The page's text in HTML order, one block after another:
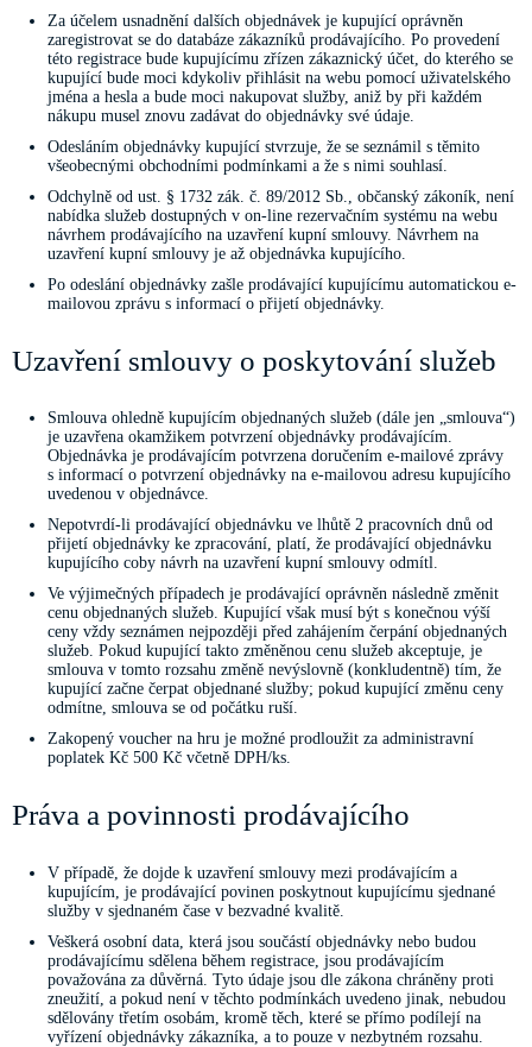
Za účelem usnadnění dalších objednávek je kupující oprávněn
zaregistrovat se do databáze zákazníků prodávajícího. Po provedení
této registrace bude kupujícímu zřízen zákaznický účet, do kterého se
kupující bude moci kdykoliv přihlásit na webu pomocí uživatelského
jména a hesla a bude moci nakupovat služby, aniž by při každém
nákupu musel znovu zadávat do objednávky své údaje.
Odesláním objednávky kupující stvrzuje, že se seznámil s těmito
všeobecnými obchodními podmínkami a že s nimi souhlasí.
Odchylně od ust. § 1732 zák. č. 89/2012 Sb., občanský zákoník, není
nabídka služeb dostupných v on-line rezervačním systému na webu
návrhem prodávajícího na uzavření kupní smlouvy. Návrhem na
uzavření kupní smlouvy je až objednávka kupujícího.
Po odeslání objednávky zašle prodávající kupujícímu automatickou e-
mailovou zprávu s informací o přijetí objednávky.
Uzavření smlouvy o poskytování služeb
Smlouva ohledně kupujícím objednaných služeb (dále jen „smlouva“)
je uzavřena okamžikem potvrzení objednávky prodávajícím.
Objednávka je prodávajícím potvrzena doručením e-mailové zprávy
s informací o potvrzení objednávky na e-mailovou adresu kupujícího
uvedenou v objednávce.
Nepotvrdí-li prodávající objednávku ve lhůtě 2 pracovních dnů od
přijetí objednávky ke zpracování, platí, že prodávající objednávku
kupujícího coby návrh na uzavření kupní smlouvy odmítl.
Ve výjimečných případech je prodávající oprávněn následně změnit
cenu objednaných služeb. Kupující však musí být s konečnou výší
ceny vždy seznámen nejpozději před zahájením čerpání objednaných
služeb. Pokud kupující takto změněnou cenu služeb akceptuje, je
smlouva v tomto rozsahu změně nevýslovně (konkludentně) tím, že
kupující začne čerpat objednané služby; pokud kupující změnu ceny
odmítne, smlouva se od počátku ruší.
Zakopený voucher na hru je možné prodloužit za administravní
poplatek Kč 500 Kč včetně DPH/ks.
Práva a povinnosti prodávajícího
V případě, že dojde k uzavření smlouvy mezi prodávajícím a
kupujícím, je prodávající povinen poskytnout kupujícímu sjednané
služby v sjednaném čase v bezvadné kvalitě.
Veškerá osobní data, která jsou součástí objednávky nebo budou
prodávajícímu sdělena během registrace, jsou prodávajícím
považována za důvěrná. Tyto údaje jsou dle zákona chráněny proti
zneužití, a pokud není v těchto podmínkách uvedeno jinak, nebudou
sdělovány třetím osobám, kromě těch, které se přímo podílejí na
vyřízení objednávky zákazníka, a to pouze v nezbytném rozsahu.